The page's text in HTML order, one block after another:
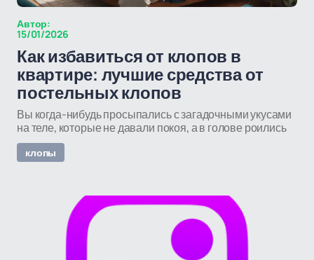
Автор:
15/01/2026
Как избавиться от клопов в
квартире: лучшие средства от
постельных клопов
Вы когда-нибудь просыпались с загадочными укусами
на теле, которые не давали покоя, а в голове роились
клопы